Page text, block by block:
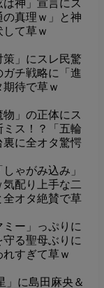
神」宣言にス
の真理ｗ」と神
て草ｗ
」にスレ民驚
チ戦略に「進
待で草ｗ
」の正体にス
ミス！？「五輪
裏に全オタ驚愕
ゃがみ込み」
配り上手な二
全オタ絶賛で草
ー」っぷりに
る聖母ぶりに
れすぎて草ｗ
」に島田麻央＆